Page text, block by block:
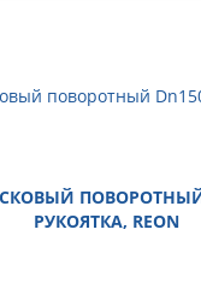
ПОВОРОТНЫЙ
РУКОЯТКА, REON